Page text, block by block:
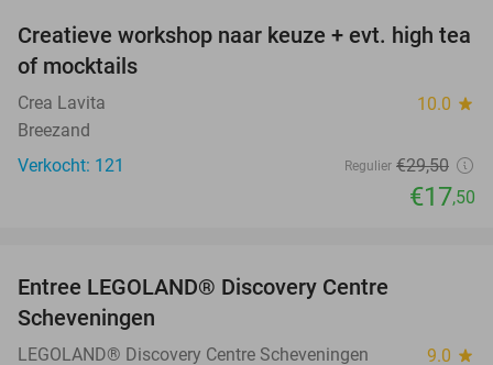
41%
Creatieve workshop naar keuze + evt. high tea
of mocktails
Crea Lavita 10.0 star
Breezand
Verkocht: 121
Regulier €29,50
€17,50
Entree LEGOLAND® Discovery Centre
Scheveningen
LEGOLAND® Discovery Centre Scheveningen 9.0 star